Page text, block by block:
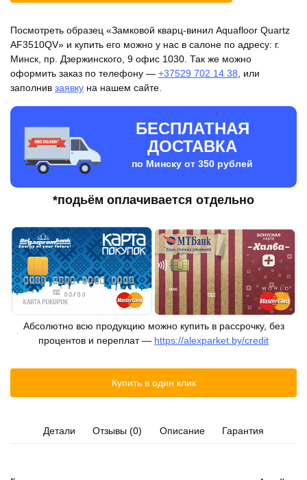
Quartz
AF3510QV
Посмотреть образец «Замковой кварц-винил Aquafloor Quartz
AF3510QV» и купить его можно у нас в салоне по адресу: г.
Минск, пр. Дзержинского, 9 офис 1030. Так же можно
оформить заказ по телефону — +37529 702 14 38 , или
заполнив заявку на нашем сайте.
БЕСПЛАТНАЯ
ДОСТАВКА
по Минску от 350 рублей
*подьём оплачивается отдельно
Абсолютно всю продукцию можно купить в рассрочку, без
процентов и переплат — https://alexparket.by/credit
Купить в один клик
Детали Отзывы (0) Описание Гарантия